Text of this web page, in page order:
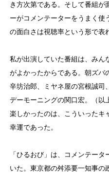
き方次第である。そして番組が
ーがコメンテーターをうまく使
の面白さは視聴率という形で表
私が出演していた番組は、みん
がよかったからである。朝ズバ
辛坊治郎、ミヤネ屋の宮根誠司
デーモーニングの関口宏。（
楽しかったのは、こういったキ
幸運であった。
「ひるおび」は、コメンテー
いた。東京都の舛添要一知事の